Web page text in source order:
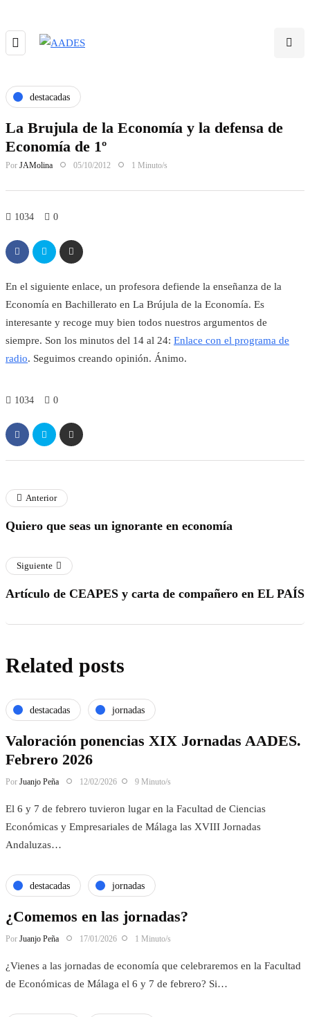
destacadas
La Brujula de la Economía y la defensa de
Economía de 1º
Por JAMolina 05/10/2012 1 Minuto/s
1034 0
En el siguiente enlace, un profesora defiende la enseñanza de la
Economía en Bachillerato en La Brújula de la Economía. Es
interesante y recoge muy bien todos nuestros argumentos de
siempre. Son los minutos del 14 al 24: Enlace con el programa de
radio. Seguimos creando opinión. Ánimo.
1034 0
Anterior
Quiero que seas un ignorante en economía
Siguiente
Artículo de CEAPES y carta de compañero en EL PAÍS
Related posts
destacadas jornadas
Valoración ponencias XIX Jornadas AADES.
Febrero 2026
Por Juanjo Peña 12/02/2026 9 Minuto/s
El 6 y 7 de febrero tuvieron lugar en la Facultad de Ciencias
Económicas y Empresariales de Málaga las XVIII Jornadas
Andaluzas…
destacadas jornadas
¿Comemos en las jornadas?
Por Juanjo Peña 17/01/2026 1 Minuto/s
¿Vienes a las jornadas de economía que celebraremos en la Facultad
de Económicas de Málaga el 6 y 7 de febrero? Si…